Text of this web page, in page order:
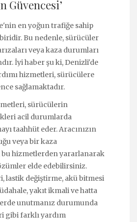
Güvencesi’
en yoğun trafiğe sahip
Bu nedenle, sürücüler
veya kaza durumları
İyi haber şu ki, Denizli'de
hizmetleri, sürücülere
sağlamaktadır.
sürücülerin
acil durumlarda
taahhüt eder. Aracınızın
veya bir kaza
hizmetlerden yararlanarak
elde edebilirsiniz.
lastik değiştirme, akü bitmesi
yakıt ikmali ve hatta
unutmanız durumunda
gibi farklı yardım